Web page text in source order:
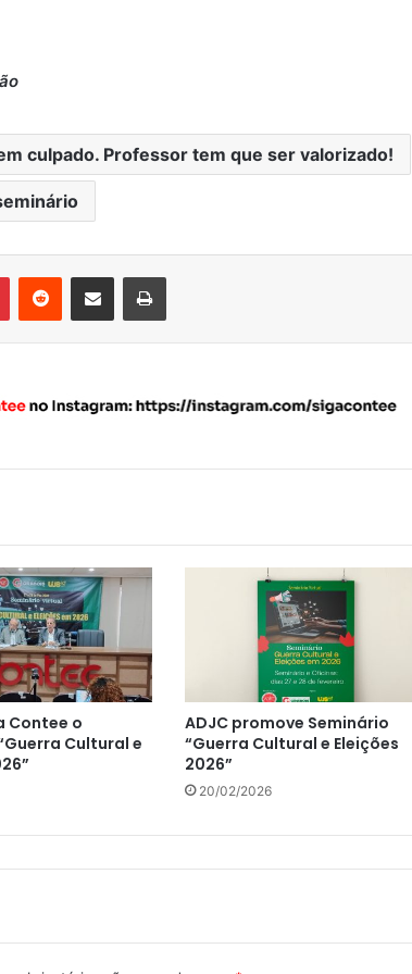
culpado. Professor tem que ser valorizado!
Contee o
Cultural e
ADJC promove Seminário
“Guerra Cultural e Eleições
2026”
20/02/2026